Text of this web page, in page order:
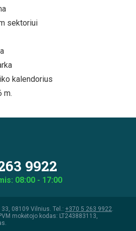
sektoriui
kalendorius
m.
9922
08:00 - 17:00
08109 Vilnius. Tel.: +370 5 263 9922
mokėtojo kodas: LT243883113,